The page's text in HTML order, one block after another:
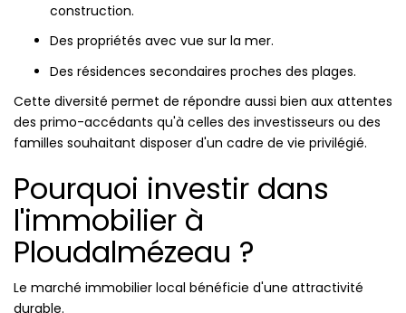
construction.
Des propriétés avec vue sur la mer.
Des résidences secondaires proches des plages.
Cette diversité permet de répondre aussi bien aux attentes
des primo-accédants qu'à celles des investisseurs ou des
familles souhaitant disposer d'un cadre de vie privilégié.
Pourquoi investir dans
l'immobilier à
Ploudalmézeau ?
Le marché immobilier local bénéficie d'une attractivité
durable.